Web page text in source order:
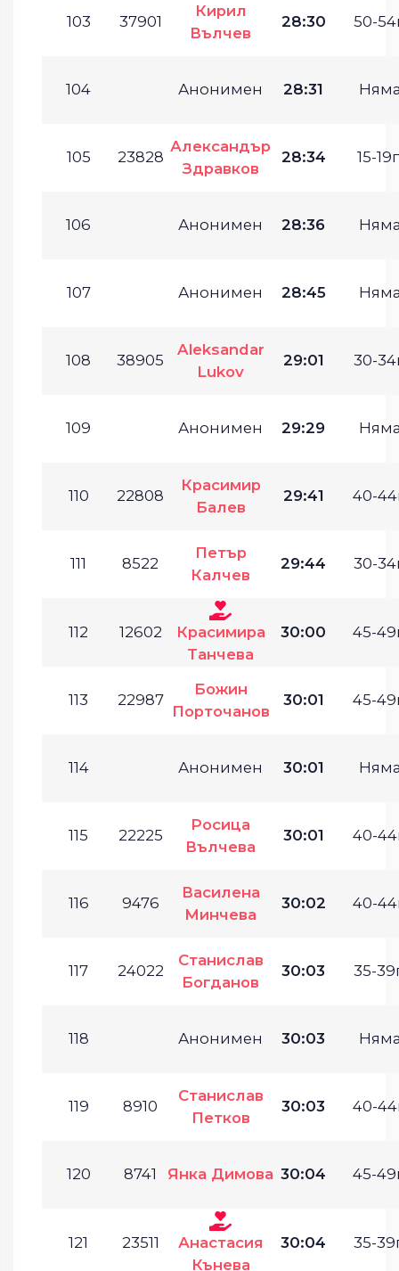
103 37901
Кирил
Вълчев
28:30 50-
104 Анонимен 28:31
105 23828
Александър
Здравков
28:34 15-
106 Анонимен 28:36
107 Анонимен 28:45
108 38905
Aleksandar
Lukov
29:01 30-
109 Анонимен 29:29
110 22808
Красимир
Балев
29:41 40-
111 8522
Петър
Калчев
29:44 30-
112 12602
Красимира
Танчева
30:00 45-
113 22987
Божин
Порточанов
30:01 45-
114 Анонимен 30:01
115 22225
Росица
Вълчева
30:01 40-
116 9476
Василена
Минчева
30:02 40-
117 24022
Станислав
Богданов
30:03 35-
118 Анонимен 30:03
119 8910
Станислав
Петков
30:03 40-
120 8741 Янка Димова 30:04 45-
121 23511
Анастасия
Кънева
30:04 35-